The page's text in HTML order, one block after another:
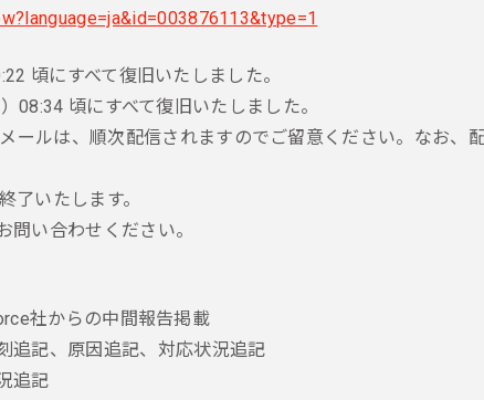
頃にすべて復旧いたしました。
08:34 頃にすべて復旧いたしました。
ールは、順次配信されますのでご留意ください。なお、
了いたします。
問い合わせください。
社からの中間報告掲載
追記、原因追記、対応状況追記
追記